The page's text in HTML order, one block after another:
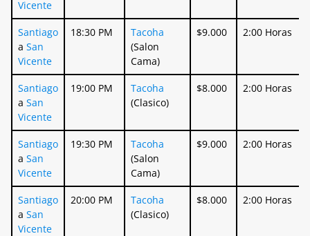
Vicente
Santiago
a San
Vicente
18:30 PM
Tacoha
(Salon
Cama)
$9.000 2:00 Horas
Santiago
a San
Vicente
19:00 PM
Tacoha
(Clasico)
$8.000 2:00 Horas
Santiago
a San
Vicente
19:30 PM
Tacoha
(Salon
Cama)
$9.000 2:00 Horas
Santiago
a San
Vicente
20:00 PM
Tacoha
(Clasico)
$8.000 2:00 Horas